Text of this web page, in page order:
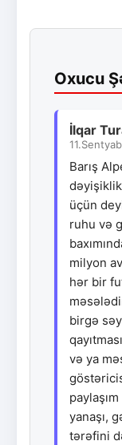
Oxucu
İlqar
Barış
üçün
ruhu və
milyon
hər bir
birgə
və ya
yanaşı,
tərəfini